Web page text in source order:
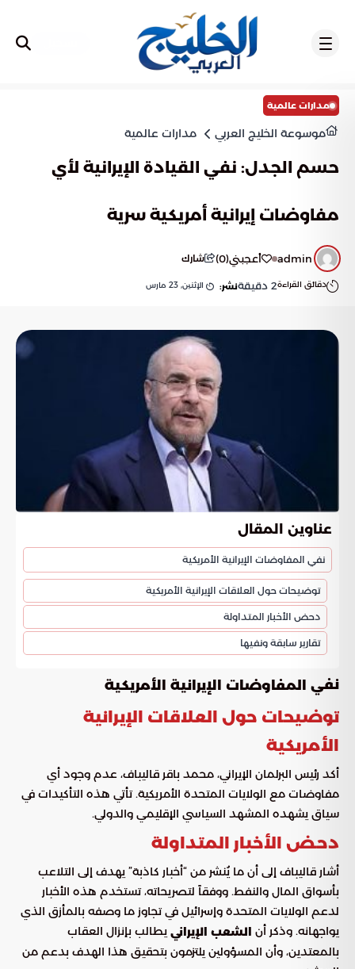
مدارات عالمية
موسوعة الخليج العربي مدارات عالمية
حسم الجدل: نفي القيادة الإيرانية لأي
مفاوضات إيرانية أمريكية سرية
admin أعجبني(
0
) شارك
دقائق القراءة2 دقيقةنشر: الإثنين, 23 مارس
عناوين المقال
نفي المفاوضات الإيرانية الأمريكية
توضيحات حول العلاقات الإيرانية الأمريكية
دحض الأخبار المتداولة
تقارير سابقة ونفيها
نفي المفاوضات الإيرانية الأمريكية
توضيحات حول العلاقات الإيرانية
الأمريكية
أكد رئيس البرلمان الإيراني، محمد باقر قاليباف، عدم وجود أي
مفاوضات مع الولايات المتحدة الأمريكية. تأتي هذه التأكيدات في
سياق يشهده المشهد السياسي الإقليمي والدولي.
دحض الأخبار المتداولة
أشار قاليباف إلى أن ما يُنشر من “أخبار كاذبة” يهدف إلى التلاعب
بأسواق المال والنفط. ووفقاً لتصريحاته، تستخدم هذه الأخبار
لدعم الولايات المتحدة وإسرائيل في تجاوز ما وصفه بالمأزق الذي
يواجهانه. وذكر أن الشعب الإيراني يطالب بإنزال العقاب
بالمعتدين، وأن المسؤولين يلتزمون بتحقيق هذا الهدف بدعم من